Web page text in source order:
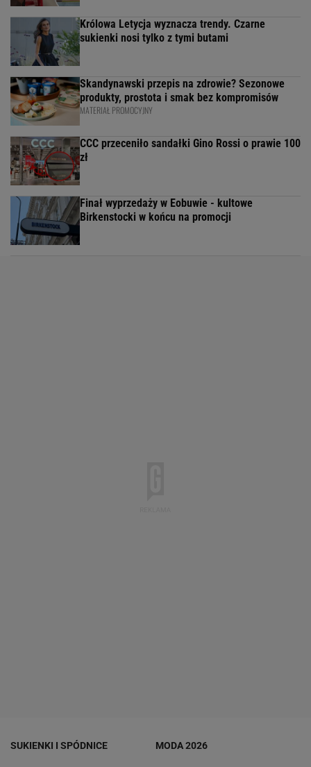
Królowa Letycja wyznacza trendy. Czarne
sukienki nosi tylko z tymi butami
Skandynawski przepis na zdrowie? Sezonowe
produkty, prostota i smak bez kompromisów
MATERIAŁ PROMOCYJNY
CCC przeceniło sandałki Gino Rossi o prawie 100
zł
Finał wyprzedaży w Eobuwie - kultowe
Birkenstocki w końcu na promocji
SUKIENKI I SPÓDNICE MODA 2026